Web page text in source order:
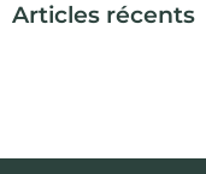
Articles récents